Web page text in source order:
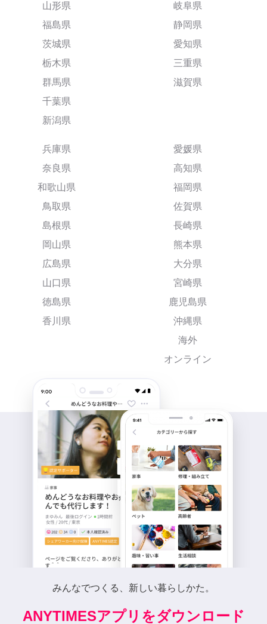
山形県
福島県
茨城県
栃木県
群馬県
千葉県
新潟県
岐阜県
静岡県
愛知県
三重県
滋賀県
兵庫県
奈良県
和歌山県
鳥取県
島根県
岡山県
広島県
山口県
徳島県
香川県
愛媛県
高知県
福岡県
佐賀県
長崎県
熊本県
大分県
宮崎県
鹿児島県
沖縄県
海外
オンライン
みんなでつくる、新しい暮らしかた。
ANYTIMESアプリをダウンロード